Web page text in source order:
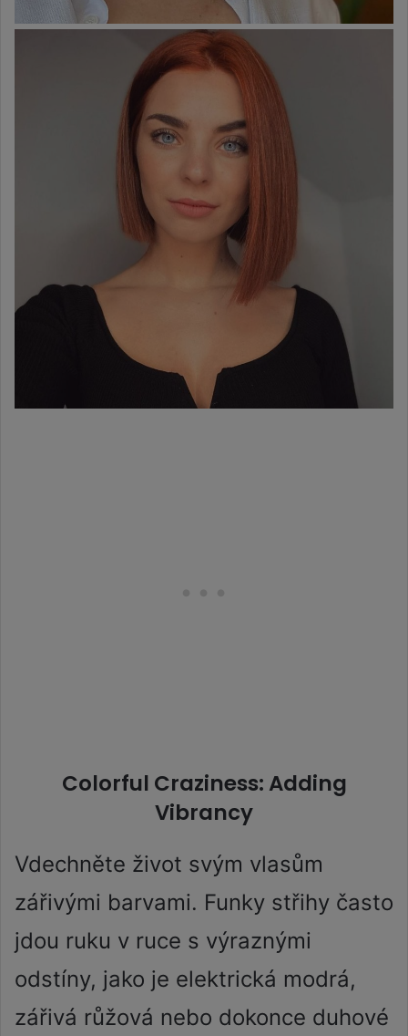
Colorful Craziness: Adding
Vibrancy
Vdechněte život svým vlasům
zářivými barvami. Funky střihy často
jdou ruku v ruce s výraznými
odstíny, jako je elektrická modrá,
zářivá růžová nebo dokonce duhové